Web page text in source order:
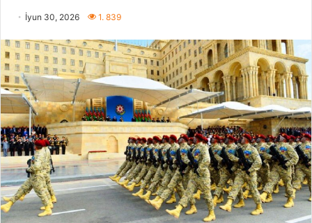
İyun 30, 2026 1. 839